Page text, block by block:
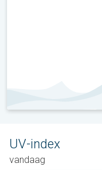
UV-index
vandaag